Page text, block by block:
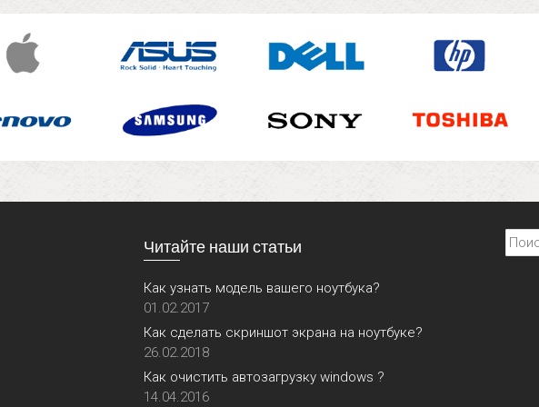
Читайте наши статьи
Как узнать модель вашего ноутбука?
01.02.2017
Как сделать скриншот экрана на ноутбуке?
26.02.2018
Как очистить автозагрузку windows ?
14.04.2016